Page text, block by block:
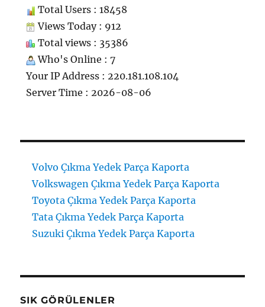
Total Users : 18458
Views Today : 912
Total views : 35386
Who's Online : 7
Your IP Address : 220.181.108.104
Server Time : 2026-08-06
Volvo Çıkma Yedek Parça Kaporta
Volkswagen Çıkma Yedek Parça Kaporta
Toyota Çıkma Yedek Parça Kaporta
Tata Çıkma Yedek Parça Kaporta
Suzuki Çıkma Yedek Parça Kaporta
SIK GÖRÜLENLER